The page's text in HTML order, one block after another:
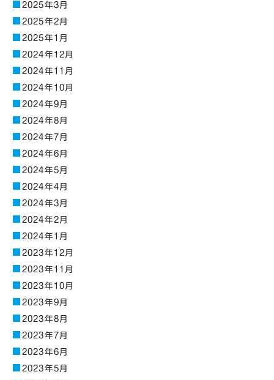
2025年3月
2025年2月
2025年1月
2024年12月
2024年11月
2024年10月
2024年9月
2024年8月
2024年7月
2024年6月
2024年5月
2024年4月
2024年3月
2024年2月
2024年1月
2023年12月
2023年11月
2023年10月
2023年9月
2023年8月
2023年7月
2023年6月
2023年5月